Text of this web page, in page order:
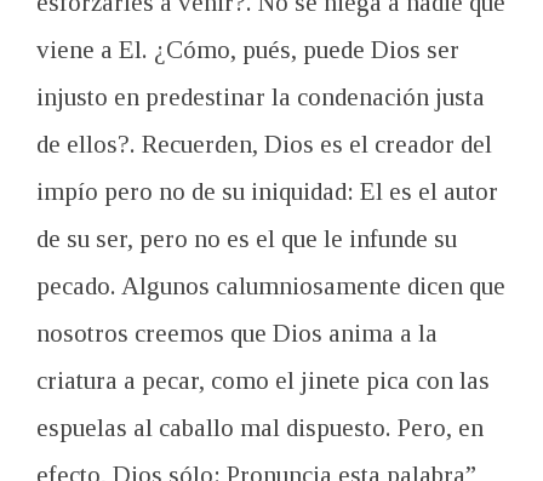
viene a El. ¿Cómo, pués, puede Dios ser
injusto en predestinar la condenación justa
de ellos?. Recuerden, Dios es el creador del
impío pero no de su iniquidad: El es el autor
de su ser, pero no es el que le infunde su
pecado. Algunos calumniosamente dicen que
nosotros creemos que Dios anima a la
criatura a pecar, como el jinete pica con las
espuelas al caballo mal dispuesto. Pero, en
efecto, Dios sólo: Pronuncia esta palabra”